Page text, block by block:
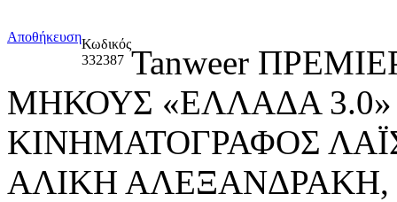
ΑποθήκευσηΚωδικός
332387 Tanweer
ΜΗΚΟΥΣ «ΕΛΛΑΔΑ 3.0»
ΚΙΝΗΜΑΤΟΓΡΑΦΟΣ
ΑΛΙΚΗ